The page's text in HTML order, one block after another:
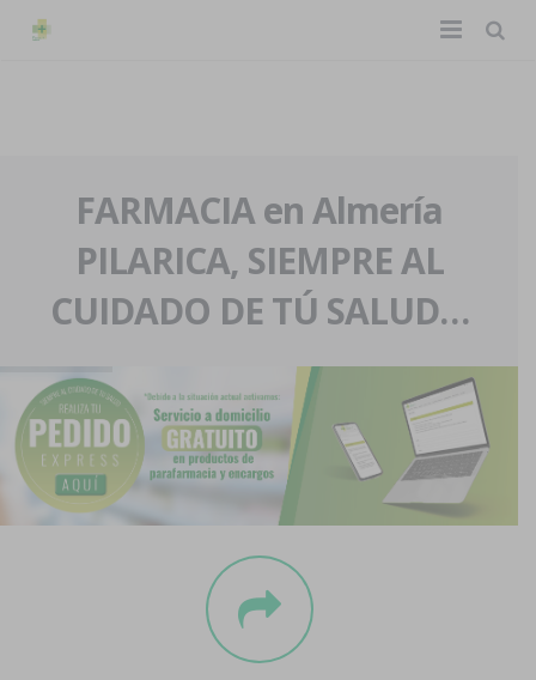
La farmacia
Nuestra historia
Nuestro equipo
Eventos
Servicios y reservas
Pedidos express
Blog
Contacto
Boletín
FARMACIA en Almería
PILARICA, SIEMPRE AL
CUIDADO DE TÚ SALUD…